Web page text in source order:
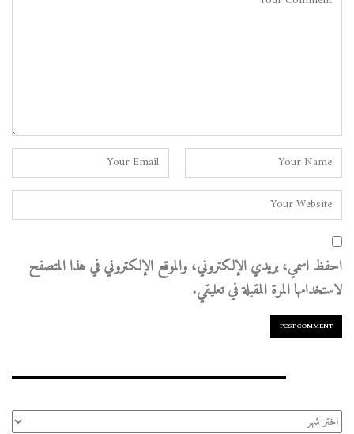
احفظ اسمي، بريدي الإلكتروني، والموقع الإلكتروني في هذا المتصفح
لاستخدامها المرة المقبلة في تعليقي.
الأرشيف